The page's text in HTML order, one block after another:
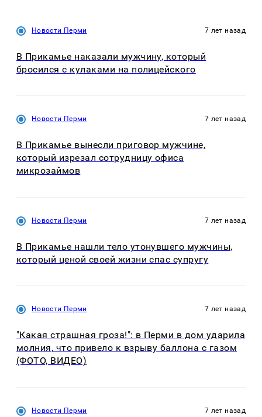
Новости Перми 7 лет назад
В Прикамье наказали мужчину, который
бросился с кулаками на полицейского
Новости Перми 7 лет назад
В Прикамье вынесли приговор мужчине,
который изрезал сотрудницу офиса
микрозаймов
Новости Перми 7 лет назад
В Прикамье нашли тело утонувшего мужчины,
который ценой своей жизни спас супругу
Новости Перми 7 лет назад
"Какая страшная гроза!": в Перми в дом ударила
молния, что привело к взрыву баллона с газом
(ФОТО, ВИДЕО)
Новости Перми 7 лет назад